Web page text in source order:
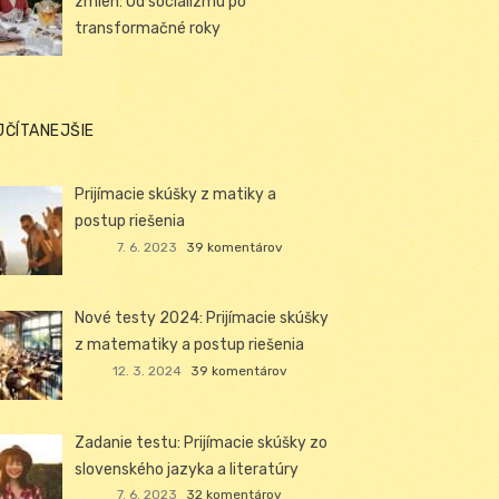
transformačné roky
Prijímacie skúšky z matiky a
postup riešenia
7. 6. 2023 39 komentárov
Nové testy 2024: Prijímacie skúšky
z matematiky a postup riešenia
12. 3. 2024 39 komentárov
Zadanie testu: Prijímacie skúšky zo
slovenského jazyka a literatúry
7. 6. 2023 32 komentárov